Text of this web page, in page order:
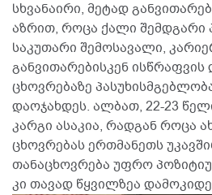
სხვანაირი, მეტად
აზრით, როცა ქალი შემდგარი
საკუთარი შემოსავალი,
განვითარებისკენ
ცხოვრებაზე
დაოჯახდეს. ალბათ, 22-23
კარგი ასაკია, რადგან როცა
ცხოვრებას ერთმანეთს
თანაცხოვრება უფრო
კი თავად წყვილზეა